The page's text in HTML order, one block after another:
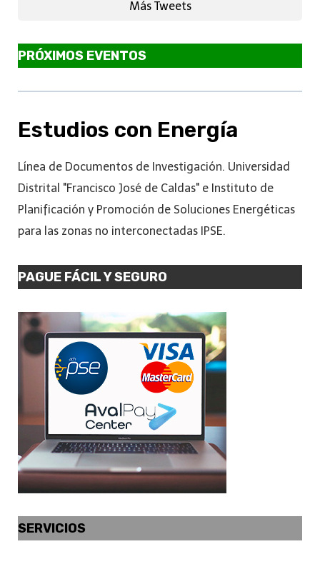
Más Tweets
PRÓXIMOS EVENTOS
Estudios con Energía
Línea de Documentos de Investigación. Universidad
Distrital "Francisco José de Caldas" e Instituto de
Planificación y Promoción de Soluciones Energéticas
para las zonas no interconectadas IPSE.
PAGUE FÁCIL Y SEGURO
SERVICIOS